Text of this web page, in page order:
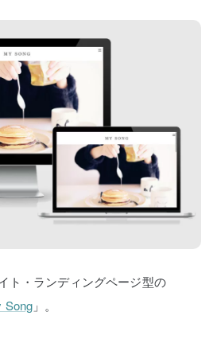
ト・ランディングページ型の
Song 」。